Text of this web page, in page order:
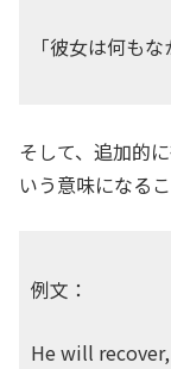
「彼女は何も
そして、追加的
いう意味になる
例文：
He will